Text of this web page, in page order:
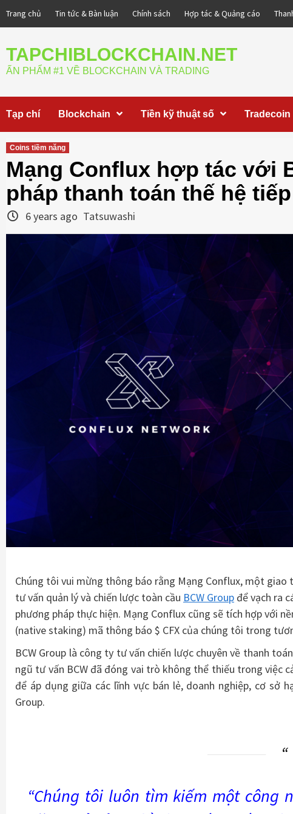
Trang chủ Tin tức & Bàn luận Chính sách Hợp tác & Quảng cáo
TAPCHIBLOCKCHAIN.NET
ẤN PHẨM #1 VỀ BLOCKCHAIN VÀ TRADING
Tạp chí Blockchain Tiền kỹ thuật số Tradecoin
Coins tiềm năng
Mạng Conflux hợp tác với
pháp thanh toán thế hệ
6 years ago Tatsuwashi
Chúng tôi vui mừng thông báo rằng Mạng Conflux, một
tư vấn quản lý và chiến lược toàn cầu BCW Group để vạch ra
phương pháp thực hiện. Mạng Conflux cũng sẽ tích hợp với
(native staking) mã thông báo $ CFX của chúng tôi trong
BCW Group là công ty tư vấn chiến lược chuyên về thanh
ngũ tư vấn BCW đã đóng vai trò không thể thiếu trong việc
để áp dụng giữa các lĩnh vực bán lẻ, doanh nghiệp, cơ sở
Group.
“Chúng tôi luôn tìm kiếm một công